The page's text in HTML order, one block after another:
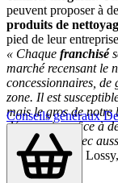
Conseils généraux
peuvent proposer à
produits de
pied de leur
« Chaque franchisé
marché recensant le
concessionnaires,
zone. Il est
mais le gros de notre
désormais, grâce à
laboratoire, avec
précise Aurélie
France.